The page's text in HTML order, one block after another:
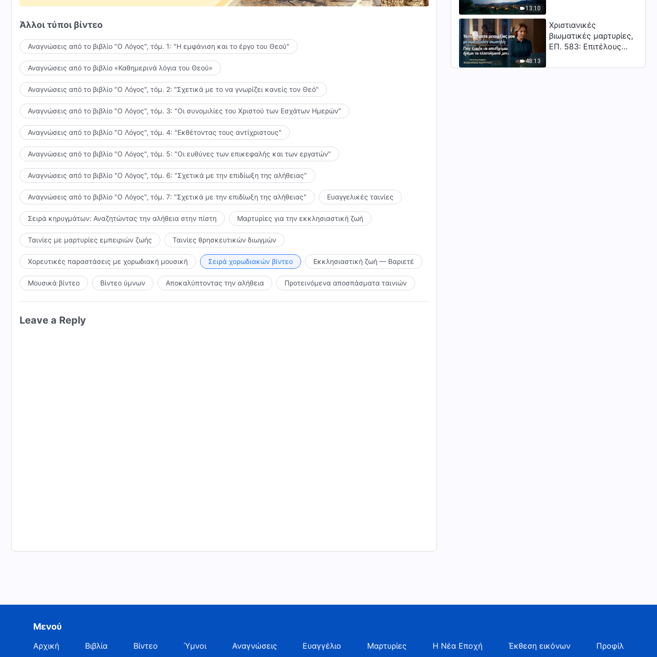
5:19
Ευαγγελική χορωδία | «Η
κρίση του Θεού
αποκαλύπτεται πλήρως»
Ευαγγελική χορωδία | «Η
Βασίλεια»
Άλλοι τύποι βίντεο
Αναγνώσεις από το βιβλίο "Ο Λόγος", τόμ. 1: "Η εμφάνιση και το έργο του Θεού"
Αναγνώσεις από το βιβλίο «Καθημερινά λόγια του Θεού»
Αναγνώσεις από το βιβλίο "Ο Λόγος", τόμ. 2: "Σχετικά με το να γνωρίζει κανείς τον Θεό"
Αναγνώσεις από το βιβλίο "Ο Λόγος", τόμ. 3: "Οι συνομιλίες του Χριστού των Εσχάτων Ημερών"
Αναγνώσεις από το βιβλίο "Ο Λόγος", τόμ. 4: "Εκθέτοντας τους αντίχριστους"
Αναγνώσεις από το βιβλίο "Ο Λόγος", τόμ. 5: "Οι ευθύνες των επικεφαλής και των εργατών"
Αναγνώσεις από το βιβλίο "Ο Λόγος", τόμ. 6: "Σχετικά με την επιδίωξη της αλήθειας"
Αναγνώσεις από το βιβλίο "Ο Λόγος", τόμ. 7: "Σχετικά με την επιδίωξη της αλήθειας" Ευαγγελικές ταινίες
Σειρά κηρυγμάτων: Αναζητώντας την αλήθεια στην πίστη Μαρτυρίες για την εκκλησιαστική ζωή
Ταινίες με μαρτυρίες εμπειριών ζωής Ταινίες θρησκευτικών διωγμών
Χορευτικές παραστάσεις με χορωδιακή μουσική Σειρά χορωδιακών βίντεο Εκκλησιαστική ζωή — Βαριετέ
Μουσικά βίντεο Βίντεο ύμνων Αποκαλύπτοντας την αλήθεια Προτεινόμενα αποσπάσματα ταινιών
Leave a Reply
13:10
48:13
Χριστιανικές
βιωματικές μαρτυρίες,
ΕΠ. 583: Επιτέλους
κατωτερότητας
Μενού
Αρχική Βιβλία Βίντεο Ύμνοι Αναγνώσεις Ευαγγέλιο Μαρτυρίες Η Νέα Εποχή Έκθεση εικόνων Προφίλ